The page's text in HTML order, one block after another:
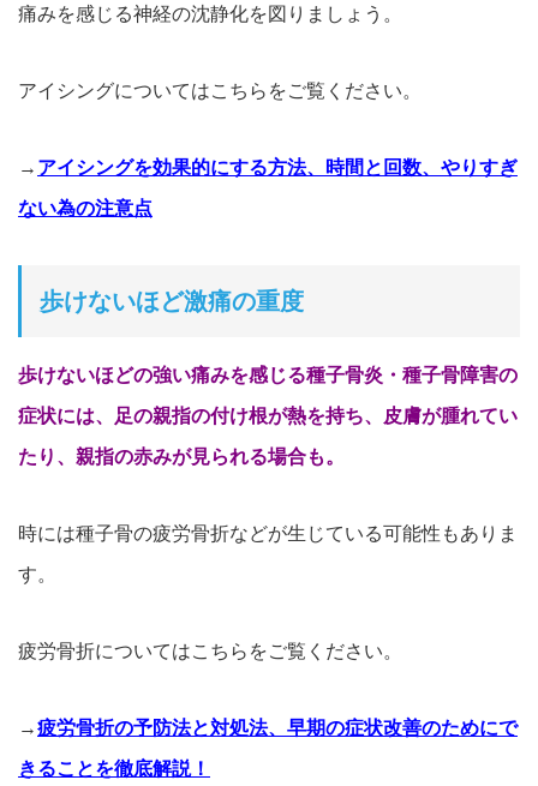
痛みを感じる神経の沈静化を図りましょう。
アイシングについてはこちらをご覧ください。
→ アイシングを効果的にする方法、時間と回数、やりすぎ
ない為の注意点
歩けないほど激痛の重度
歩けないほどの強い痛みを感じる種子骨炎・種子骨障害の
症状には、
足の親指の付け根が熱を持ち、皮膚が腫れてい
たり、親指の赤みが見られる場合も。
時には種子骨の疲労骨折などが生じている可能性もありま
す。
疲労骨折についてはこちらをご覧ください。
→疲労骨折の予防法と対処法、早期の症状改善のためにで
きることを徹底解説！